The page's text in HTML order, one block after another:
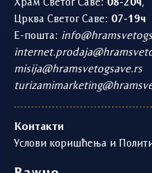
Храм Светог Саве: 08-20ч,
Црква Светог Саве: 07-19ч
Е-пошта:
misija@hramsvetogsave.rs
Контакти
Услови коришћења и